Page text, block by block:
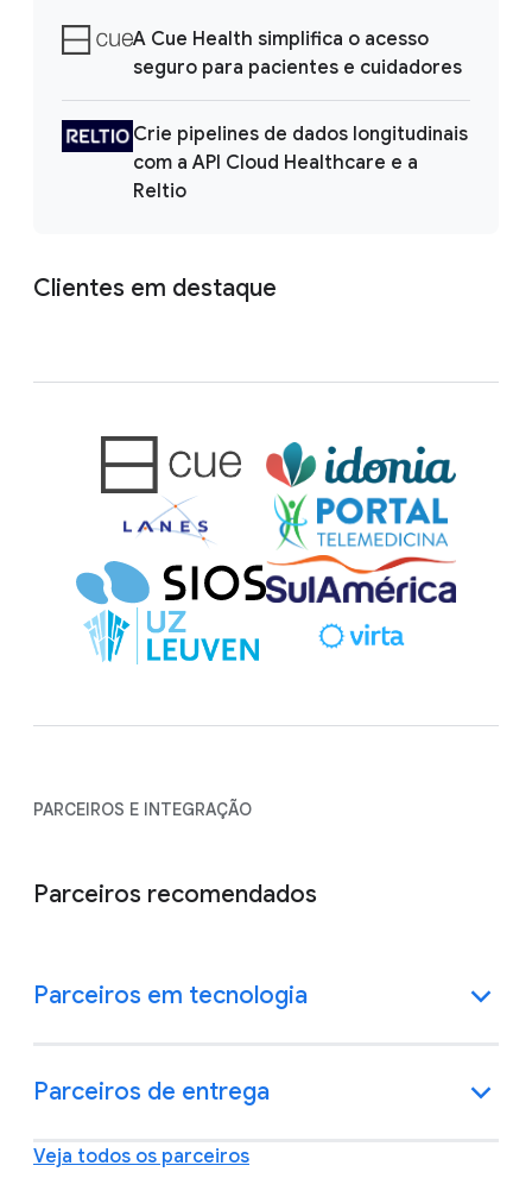
A Cue Health simplifica o acesso
seguro para pacientes e cuidadores
Crie pipelines de dados longitudinais
com a API Cloud Healthcare e a
Reltio
Clientes em destaque
PARCEIROS E INTEGRAÇÃO
Parceiros recomendados
Parceiros em tecnologia
Parceiros de entrega
Veja todos os parceiros